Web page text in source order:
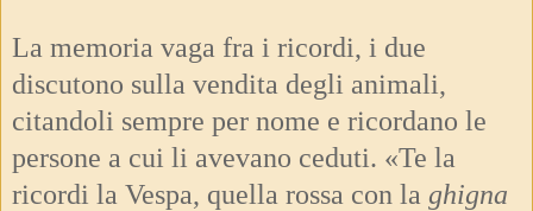
La memoria vaga fra i ricordi, i due
discutono sulla vendita degli animali,
citandoli sempre per nome e ricordano le
persone a cui li avevano ceduti. «Te la
ricordi la Vespa, quella rossa con la ghigna